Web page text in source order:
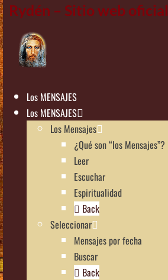
Rydén – Sitio web oficial
Los MENSAJES
Los MENSAJES
Los Mensajes
¿Qué son “los Mensajes”?
Leer
Escuchar
Espiritualidad
Back
Seleccionar
Mensajes por fecha
Buscar
Back